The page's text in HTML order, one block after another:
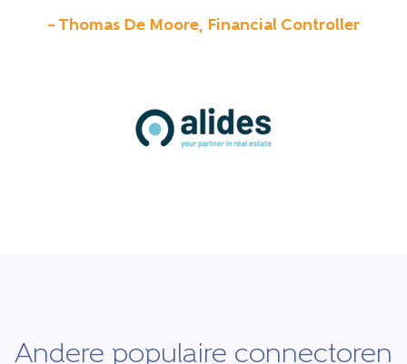
– Thomas De Moore, Financial Controller
Andere populaire connectoren